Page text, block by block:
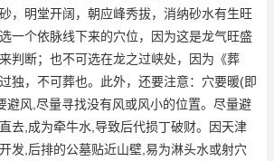
，明堂开阔，朝应峰秀拔，消纳砂水有生旺
一个依脉线下来的穴位，因为这是龙气旺盛
判断；也不可选在龙之过峡处，因为《葬
独，不可葬也。此外，还要注意：穴要暖(即
避风,尽量寻找没有风或风小的位置。尽量避
去,成为牵牛水,导致后代损丁破财。因天津
发,后排的公墓贴近山壁,易为淋头水或射穴